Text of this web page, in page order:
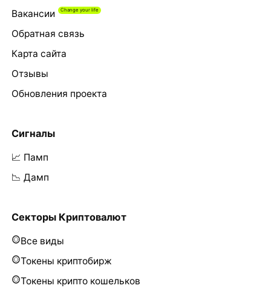
Вакансии
Обратная связь
Карта сайта
Отзывы
Обновления проекта
Сигналы
📈 Памп
📉 Дамп
Секторы Криптовалют
Все виды
Токены криптобирж
Токены крипто кошельков